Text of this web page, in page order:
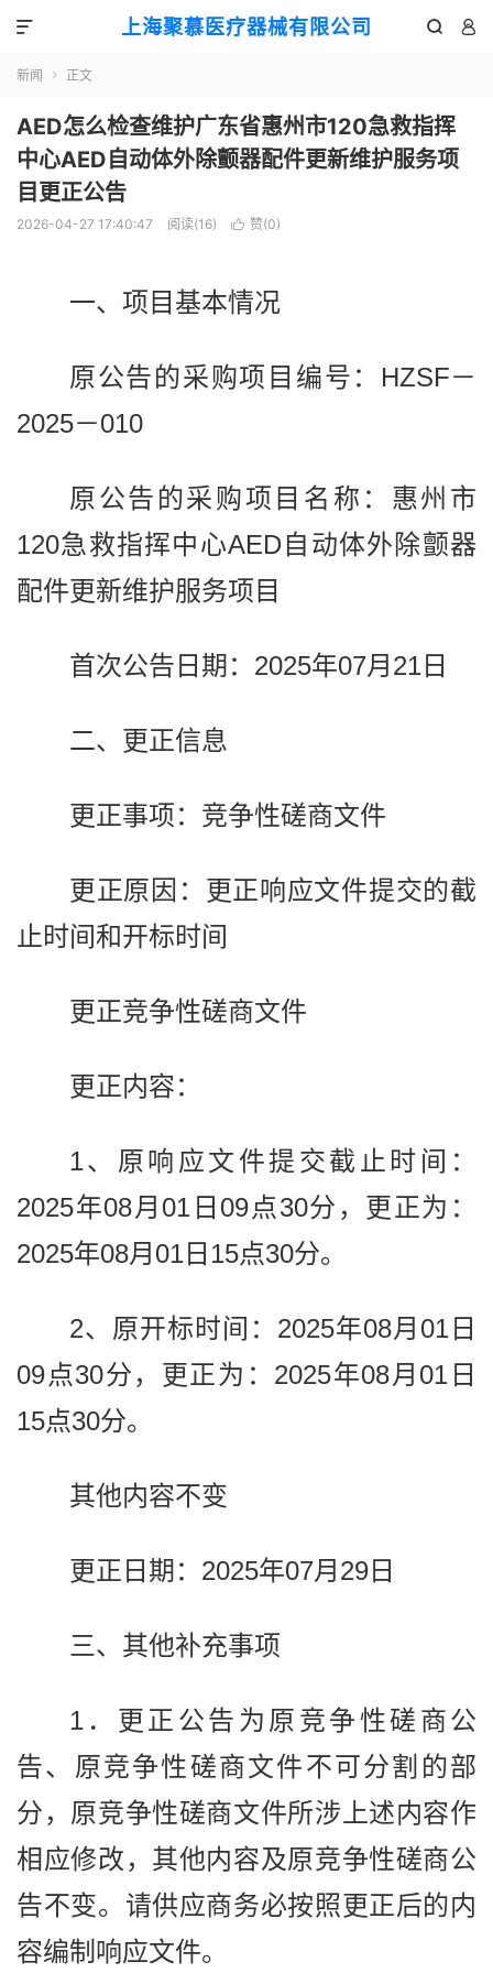
上海聚慕医疗器械有限公司  

新闻  正文
AED怎么检查维护广东省惠州市120急救指挥
中心AED自动体外除颤器配件更新维护服务项
目更正公告
2026-04-27 17:40:47 阅读(16)  赞(0)
一、项目基本情况
原公告的采购项目编号：HZSF－
2025－010
原公告的采购项目名称：惠州市
120急救指挥中心AED自动体外除颤器
配件更新维护服务项目
首次公告日期：2025年07月21日
二、更正信息
更正事项：竞争性磋商文件
更正原因：更正响应文件提交的截
止时间和开标时间
更正竞争性磋商文件
更正内容：
1、原响应文件提交截止时间：
2025年08月01日09点30分，更正为：
2025年08月01日15点30分。
2、原开标时间：2025年08月01日
09点30分，更正为：2025年08月01日
15点30分。
其他内容不变
更正日期：2025年07月29日
三、其他补充事项
1．更正公告为原竞争性磋商公
告、原竞争性磋商文件不可分割的部
分，原竞争性磋商文件所涉上述内容作
相应修改，其他内容及原竞争性磋商公
告不变。请供应商务必按照更正后的内
容编制响应文件。